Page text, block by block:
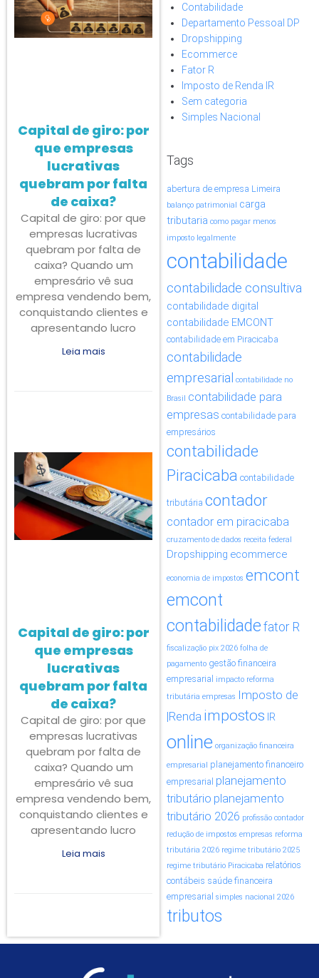
Capital de giro: por
que empresas
lucrativas
quebram por falta
de caixa?
Capital de giro: por que
empresas lucrativas
quebram por falta de
caixa? Quando um
empresário vê sua
empresa vendendo bem,
conquistando clientes e
apresentando lucro
Leia mais
Capital de giro: por
que empresas
lucrativas
quebram por falta
de caixa?
Capital de giro: por que
empresas lucrativas
quebram por falta de
caixa? Quando um
empresário vê sua
empresa vendendo bem,
conquistando clientes e
apresentando lucro
Leia mais
Contabilidade
Departamento Pessoal DP
Dropshipping
Ecommerce
Fator R
Imposto de Renda IR
Sem categoria
Simples Nacional
Tags
abertura de empresa Limeira
balanço patrimonial carga
tributaria como pagar menos
imposto legalmente
contabilidade
contabilidade consultiva
contabilidade digital
contabilidade EMCONT
contabilidade em Piracicaba
contabilidade
empresarial contabilidade no
Brasil contabilidade para
empresas contabilidade para
empresários
contabilidade
Piracicaba contabilidade
tributária contador
contador em piracicaba
cruzamento de dados receita federal
Dropshipping ecommerce
economia de impostos emcont
emcont
contabilidade fator R
fiscalização pix 2026 folha de
pagamento gestão financeira
empresarial
impacto reforma
tributária empresas Imposto de
|Renda impostos IR
online organização financeira
empresarial planejamento financeiro
empresarial planejamento
tributário planejamento
tributário 2026 profissão contador
redução de impostos empresas reforma
tributária 2026 regime tributário 2025
regime tributário Piracicaba relatórios
contábeis saúde financeira
empresarial simples nacional 2026
tributos